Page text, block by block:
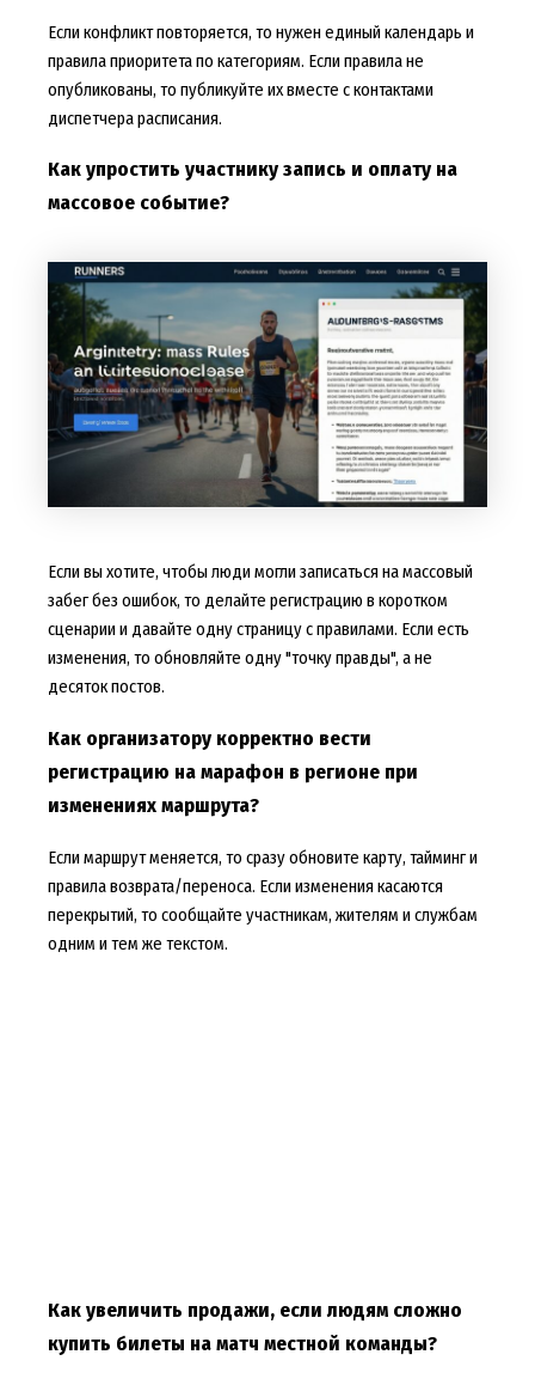
Если конфликт повторяется, то нужен единый календарь и
правила приоритета по категориям. Если правила не
опубликованы, то публикуйте их вместе с контактами
диспетчера расписания.
Как упростить участнику запись и оплату на
массовое событие?
Если вы хотите, чтобы люди могли записаться на массовый
забег без ошибок, то делайте регистрацию в коротком
сценарии и давайте одну страницу с правилами. Если есть
изменения, то обновляйте одну "точку правды", а не
десяток постов.
Как организатору корректно вести
регистрацию на марафон в регионе при
изменениях маршрута?
Если маршрут меняется, то сразу обновите карту, тайминг и
правила возврата/переноса. Если изменения касаются
перекрытий, то сообщайте участникам, жителям и службам
одним и тем же текстом.
Как увеличить продажи, если людям сложно
купить билеты на матч местной команды?